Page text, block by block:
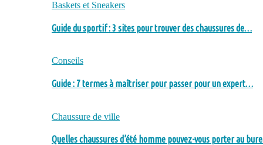
Baskets et Sneakers
Guide du sportif : 3 sites pour trouver des chaussures de…
Conseils
Guide : 7 termes à maîtriser pour passer pour un expert…
Chaussure de ville
Quelles chaussures d’été homme pouvez-vous porter au